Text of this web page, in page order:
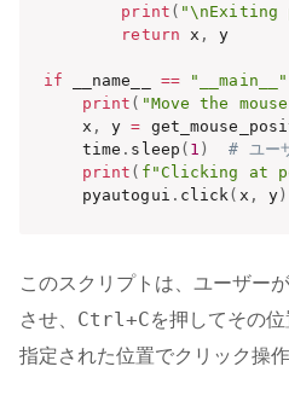
print ( "\nExiting
return x , y
if __name__ == "__main__"
print ( "Move the
    x
, y =
    time
. sleep ( 1 )
# ユー
print ( f"Clicking at
    pyautogui
. click ( x , y)
このスクリプトは、ユーザー
させ、 Ctrl+Cを押してその
指定された位置でクリック操作